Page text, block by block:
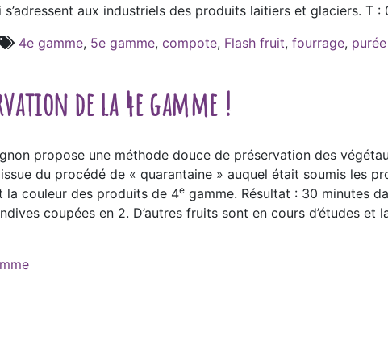
aux industriels des produits laitiers et glaciers. T :
4e gamme, 5e gamme, compote, Flash fruit, fourrage, purée
de la 4e gamme !
propose une méthode douce de préservation des
du procédé de « quarantaine » auquel était soumis les
la couleur des produits de 4e gamme. Résultat : 30 minutes
coupées en 2. D’autres fruits sont en cours d’études et